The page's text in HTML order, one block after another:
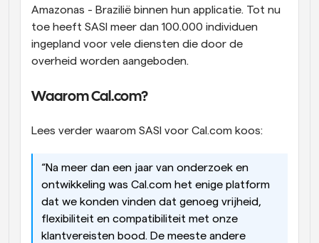
Amazonas - Brazilië binnen hun applicatie. Tot nu
toe heeft SASI meer dan 100.000 individuen
ingepland voor vele diensten die door de
overheid worden aangeboden.
Waarom Cal.com?
Lees verder waarom SASI voor Cal.com koos:
“Na meer dan een jaar van onderzoek en
ontwikkeling was Cal.com het enige platform
dat we konden vinden dat genoeg vrijheid,
flexibiliteit en compatibiliteit met onze
klantvereisten bood. De meeste andere